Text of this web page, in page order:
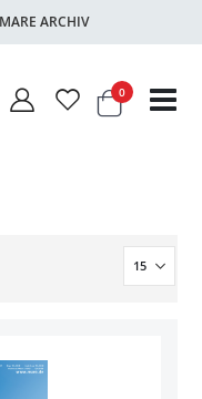
MARE ARCHIV
Warenkorb
0Artikel